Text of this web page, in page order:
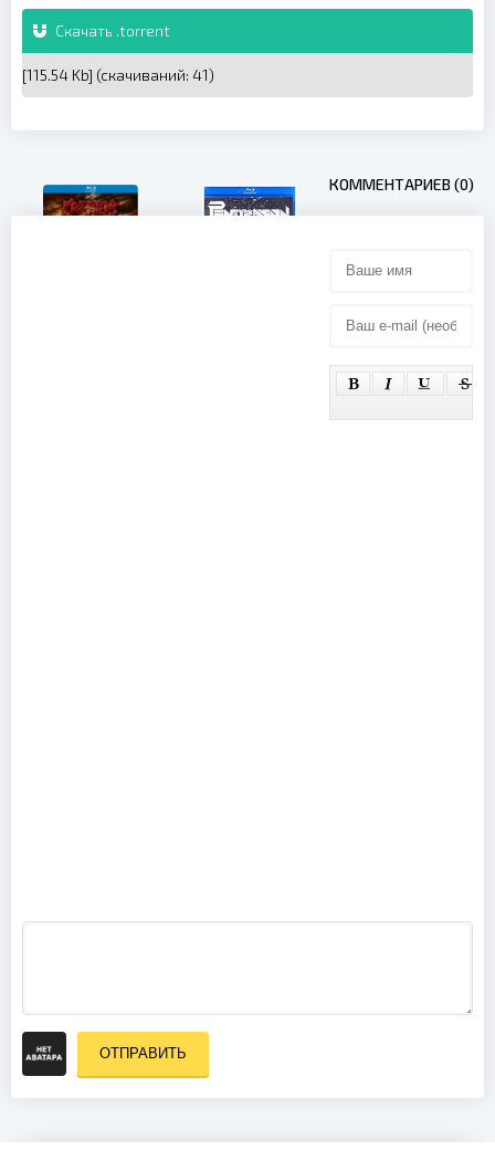
Скачать .torrent
[115.54 Kb] (cкачиваний: 41)
КОММЕНТАРИЕВ (0)
ОТПРАВИТЬ